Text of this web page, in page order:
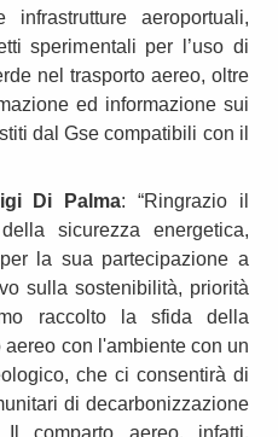
aeroportuali,
sperimentali per l’uso di
nel trasporto aereo, oltre
ed informazione sui
dal Gse compatibili con il
Di Palma: “Ringrazio il
sicurezza energetica,
la sua partecipazione a
sulla sostenibilità, priorità
raccolto la sfida della
con l'ambiente con un
che ci consentirà di
di decarbonizzazione
comparto aereo, infatti,